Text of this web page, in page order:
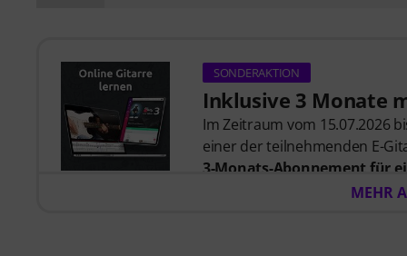
SONDERAKTION
Inklusive 3 Monate
Im Zeitraum vom 15.07.2026
einer der teilnehmenden E-
3-Monats-Abonnement für
. Nach dem Versand
MEHR